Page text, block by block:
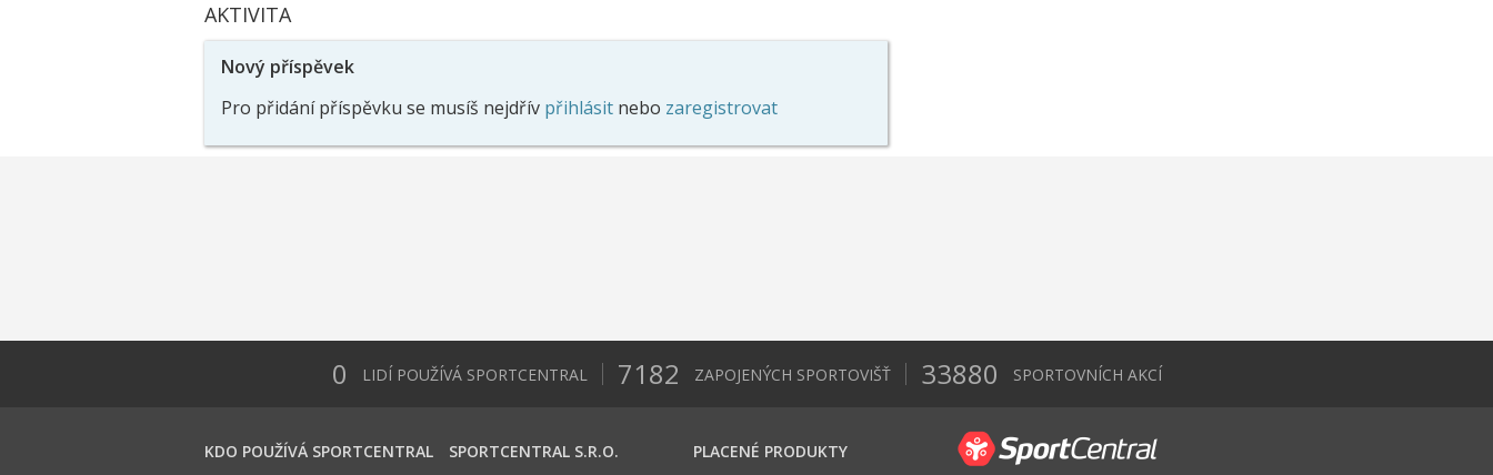
AKTIVITA
Nový příspěvek
Pro přidání příspěvku se musíš nejdřív přihlásitnebo zaregistrovat
0 LIDÍ POUŽÍVÁ SPORTCENTRAL 7182 ZAPOJENÝCH SPORTOVIŠŤ 33880 SPORTOVNÍCH AKCÍ
KDO POUŽÍVÁ SPORTCENTRAL
SPORTCENTRAL S.R.O.
PLACENÉ PRODUKTY